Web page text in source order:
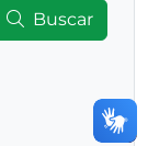
Buscar